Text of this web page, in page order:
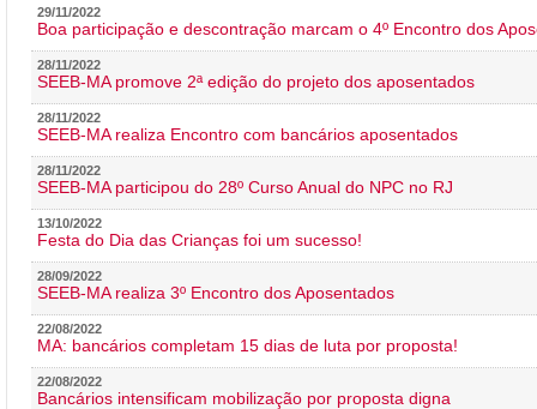
29/11/2022
Boa participação e descontração marcam o 4º Encontro dos
28/11/2022
SEEB-MA promove 2ª edição do projeto dos aposentados
28/11/2022
SEEB-MA realiza Encontro com bancários aposentados
28/11/2022
SEEB-MA participou do 28º Curso Anual do NPC no RJ
13/10/2022
Festa do Dia das Crianças foi um sucesso!
28/09/2022
SEEB-MA realiza 3º Encontro dos Aposentados
22/08/2022
MA: bancários completam 15 dias de luta por proposta!
22/08/2022
Bancários intensificam mobilização por proposta digna